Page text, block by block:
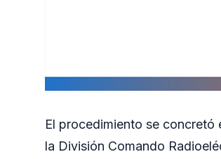
El procedimiento se concretó
la División Comando